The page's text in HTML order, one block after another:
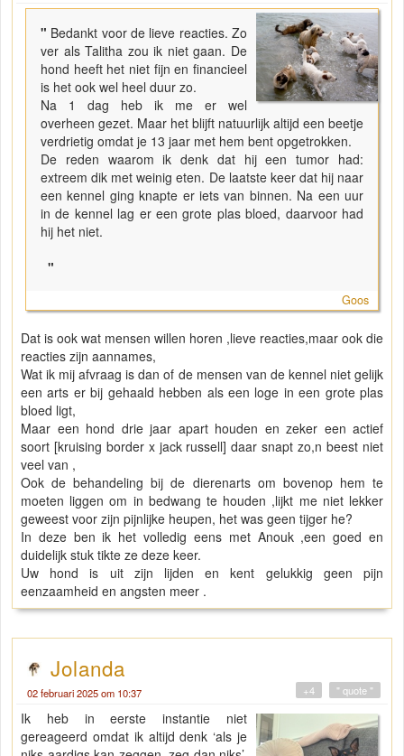
" Bedankt voor de lieve reacties. Zo
ver als Talitha zou ik niet gaan. De
hond heeft het niet fijn en financieel
is het ook wel heel duur zo.
Na 1 dag heb ik me er wel
overheen gezet. Maar het blijft natuurlijk altijd een beetje
verdrietig omdat je 13 jaar met hem bent opgetrokken.
De reden waarom ik denk dat hij een tumor had:
extreem dik met weinig eten. De laatste keer dat hij naar
een kennel ging knapte er iets van binnen. Na een uur
in de kennel lag er een grote plas bloed, daarvoor had
hij het niet.
"
Goos
Dat is ook wat mensen willen horen ,lieve reacties,maar ook die
reacties zijn aannames,
Wat ik mij afvraag is dan of de mensen van de kennel niet gelijk
een arts er bij gehaald hebben als een loge in een grote plas
bloed ligt,
Maar een hond drie jaar apart houden en zeker een actief
soort [kruising border x jack russell] daar snapt zo,n beest niet
veel van ,
Ook de behandeling bij de dierenarts om bovenop hem te
moeten liggen om in bedwang te houden ,lijkt me niet lekker
geweest voor zijn pijnlijke heupen, het was geen tijger he?
In deze ben ik het volledig eens met Anouk ,een goed en
duidelijk stuk tikte ze deze keer.
Uw hond is uit zijn lijden en kent gelukkig geen pijn
eenzaamheid en angsten meer .
Jolanda
02 februari 2025 om 10:37 " quote "
+4
Ik heb in eerste instantie niet
gereageerd omdat ik altijd denk ‘als je